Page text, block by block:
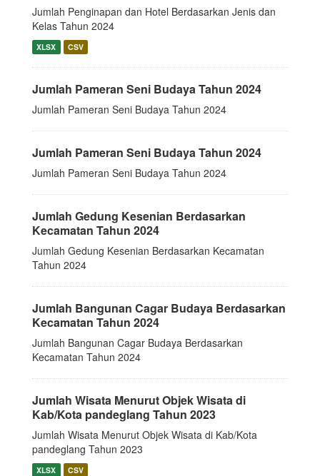
Jumlah Penginapan dan Hotel Berdasarkan Jenis dan
Kelas Tahun 2024
XLSX CSV
Jumlah Pameran Seni Budaya Tahun 2024
Jumlah Pameran Seni Budaya Tahun 2024
Jumlah Pameran Seni Budaya Tahun 2024
Jumlah Pameran Seni Budaya Tahun 2024
Jumlah Gedung Kesenian Berdasarkan
Kecamatan Tahun 2024
Jumlah Gedung Kesenian Berdasarkan Kecamatan
Tahun 2024
Jumlah Bangunan Cagar Budaya Berdasarkan
Kecamatan Tahun 2024
Jumlah Bangunan Cagar Budaya Berdasarkan
Kecamatan Tahun 2024
Jumlah Wisata Menurut Objek Wisata di
Kab/Kota pandeglang Tahun 2023
Jumlah Wisata Menurut Objek Wisata di Kab/Kota
pandeglang Tahun 2023
XLSX CSV